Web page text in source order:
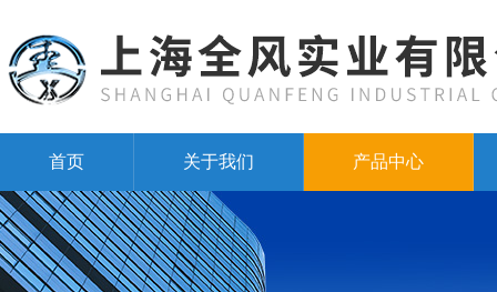
首页 关于我们 产品中心